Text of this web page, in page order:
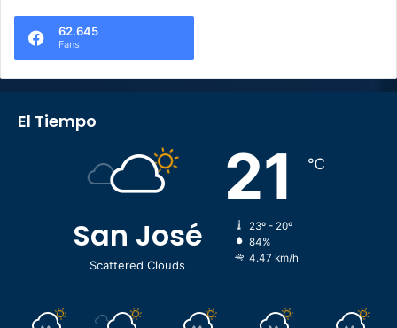
62.645
Fans
El Tiempo
San José
Scattered Clouds
21 ℃
23º - 20º
84%
4.47 km/h